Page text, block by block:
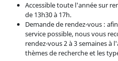
Accessible toute l'année sur
de 13h30 à 17h.
Demande de rendez-vous :
service possible, nous vous
rendez-vous 2 à 3 semaines à
thèmes de recherche et les